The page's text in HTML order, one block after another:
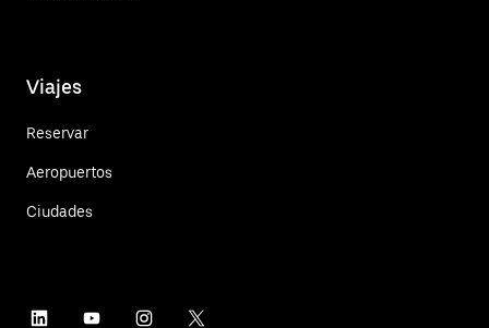
Viajes
Reservar
Aeropuertos
Ciudades